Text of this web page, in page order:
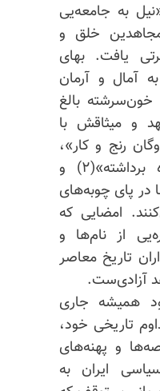
به جامعه‌یی
را در مجاهدین خلق و
یافت. بهای
آمال و آرمان
خون‌سرشته بالغ
و میثاقش با
رنج و کار»،
«مادران سر از سجاده برداشته»(۲) و
در پای چوبه‌های
امضایی که
از نام‌ها و
تاریخ معاصر
آزادی‌ست.
همیشه جاری
تاریخی خود،
و پهنه‌ها‌ی
ایران به